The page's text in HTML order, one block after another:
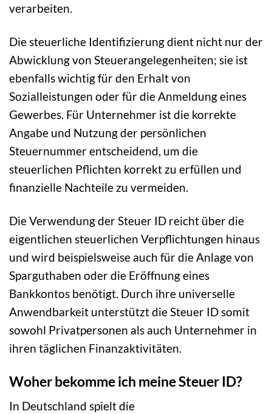
verarbeiten.
Die steuerliche Identifizierung dient nicht nur der
Abwicklung von Steuerangelegenheiten; sie ist
ebenfalls wichtig für den Erhalt von
Sozialleistungen oder für die Anmeldung eines
Gewerbes. Für Unternehmer ist die korrekte
Angabe und Nutzung der persönlichen
Steuernummer entscheidend, um die
steuerlichen Pflichten korrekt zu erfüllen und
finanzielle Nachteile zu vermeiden.
Die Verwendung der Steuer ID reicht über die
eigentlichen steuerlichen Verpflichtungen hinaus
und wird beispielsweise auch für die Anlage von
Sparguthaben oder die Eröffnung eines
Bankkontos benötigt. Durch ihre universelle
Anwendbarkeit unterstützt die Steuer ID somit
sowohl Privatpersonen als auch Unternehmer in
ihren täglichen Finanzaktivitäten.
Woher bekomme ich meine Steuer ID?
In Deutschland spielt die